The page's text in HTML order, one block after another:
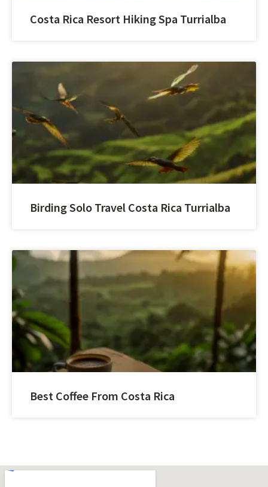
Costa Rica Resort Hiking Spa Turrialba
Birding Solo Travel Costa Rica Turrialba
Best Coffee From Costa Rica